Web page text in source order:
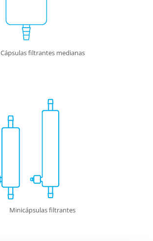
Cápsulas filtrantes medianas
Minicápsulas filtrantes